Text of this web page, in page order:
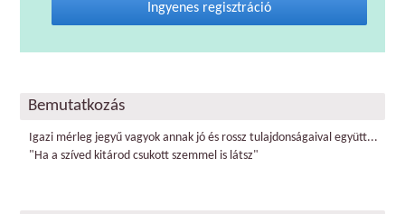
Ingyenes regisztráció
Bemutatkozás
Igazi mérleg jegyű vagyok annak jó és rossz tulajdonságaival együtt...
"Ha a szíved kitárod csukott szemmel is látsz"